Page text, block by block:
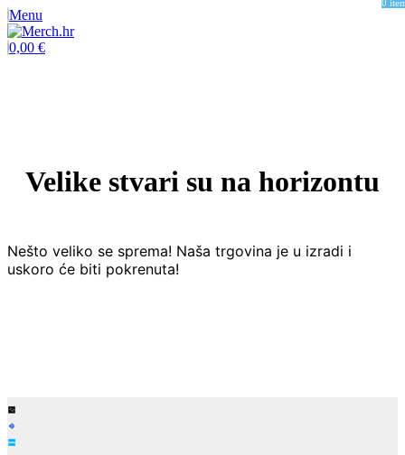
Menu
0
0,00 €
Velike stvari su na horizontu
Nešto veliko se sprema! Naša trgovina je u izradi i
uskoro će biti pokrenuta!